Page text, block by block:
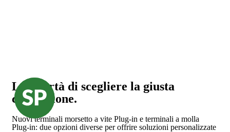
La libertà di scegliere la giusta
connessione.
Nuovi terminali morsetto a vite Plug-in e terminali a molla
Plug-in: due opzioni diverse per offrire soluzioni personalizzate